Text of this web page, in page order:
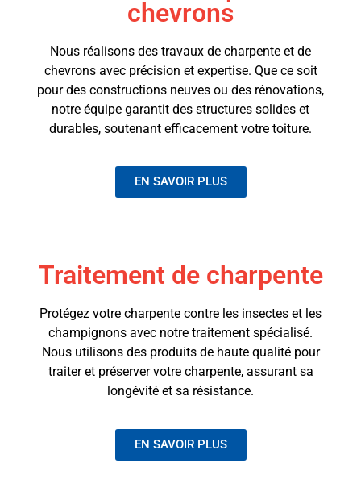
chevrons
Nous réalisons des travaux de charpente et de
chevrons avec précision et expertise. Que ce soit
pour des constructions neuves ou des rénovations,
notre équipe garantit des structures solides et
durables, soutenant efficacement votre toiture.
EN SAVOIR PLUS
Traitement de charpente
Protégez votre charpente contre les insectes et les
champignons avec notre traitement spécialisé.
Nous utilisons des produits de haute qualité pour
traiter et préserver votre charpente, assurant sa
longévité et sa résistance.
EN SAVOIR PLUS